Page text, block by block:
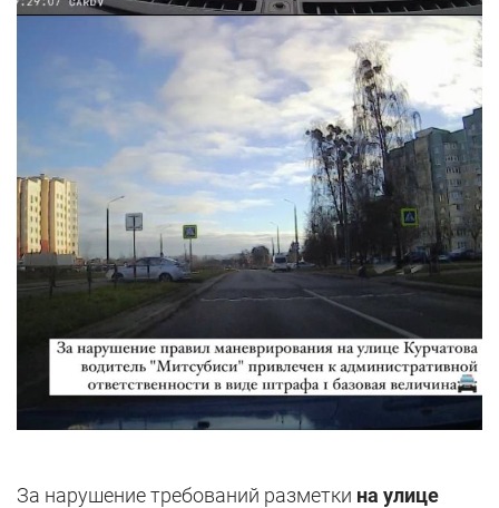
За нарушение требований разметки на улице